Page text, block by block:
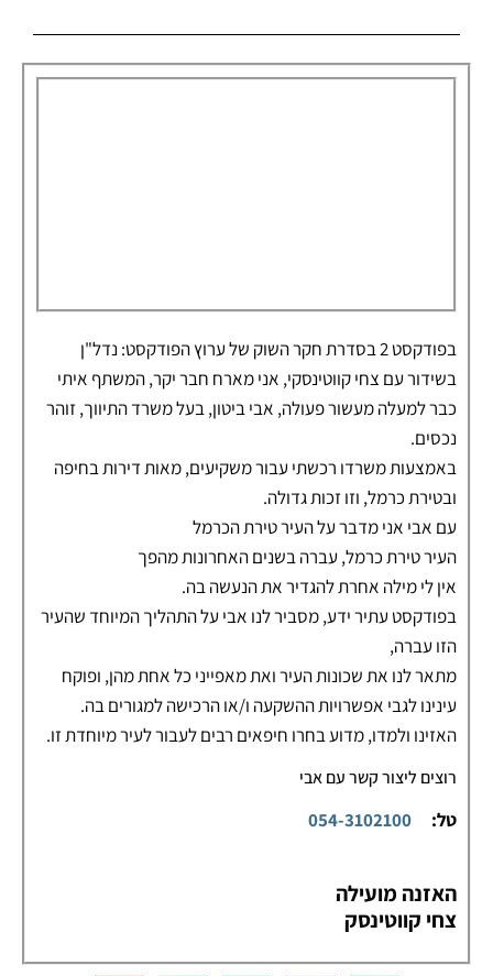
בפודקסט 2 בסדרת חקר השוק של ערוץ הפודקסט: נדל"ן
בשידור עם צחי קווטינסקי, אני מארח חבר יקר, המשתף איתי
כבר למעלה מעשור פעולה, אבי ביטון, בעל משרד התיווך, זוהר
נכסים.
באמצעות משרדו רכשתי עבור משקיעים, מאות דירות בחיפה
ובטירת כרמל, וזו זכות גדולה.
עם אבי אני מדבר על העיר טירת הכרמל
העיר טירת כרמל, עברה בשנים האחרונות מהפך
אין לי מילה אחרת להגדיר את הנעשה בה.
בפודקסט עתיר ידע, מסביר לנו אבי על התהליך המיוחד שהעיר
הזו עברה,
מתאר לנו את שכונות העיר ואת מאפייני כל אחת מהן, ופוקח
עינינו לגבי אפשרויות ההשקעה ו/או הרכישה למגורים בה.
האזינו ולמדו, מדוע בחרו חיפאים רבים לעבור לעיר מיוחדת זו.
רוצים ליצור קשר עם אבי
טל:
האזנה מועילה
צחי קווטינסק